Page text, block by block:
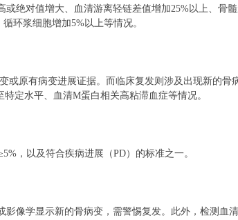
绝对值增大、血清游离轻链差值增加25%以上、骨
环浆细胞增加5%以上等情况。
或原有病变进展证据。而临床复发则涉及出现新的骨
定水平、血清M蛋白相关高粘滞血症等情况。
，以及符合疾病进展（PD）的标准之一。
像学显示新的骨病变，需警惕复发。此外，检测血